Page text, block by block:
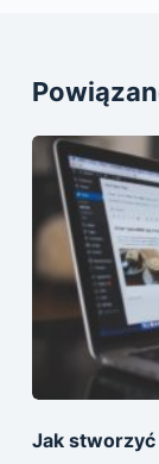
Jak stworzyć